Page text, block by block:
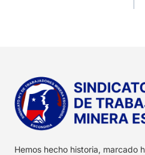
Hemos hecho historia, marcado